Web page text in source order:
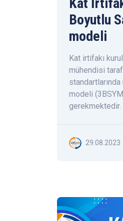
Boyutlu
modeli
Kat irtifakı
mühendisi
modeli
gerekmektedir.
29.08.2023